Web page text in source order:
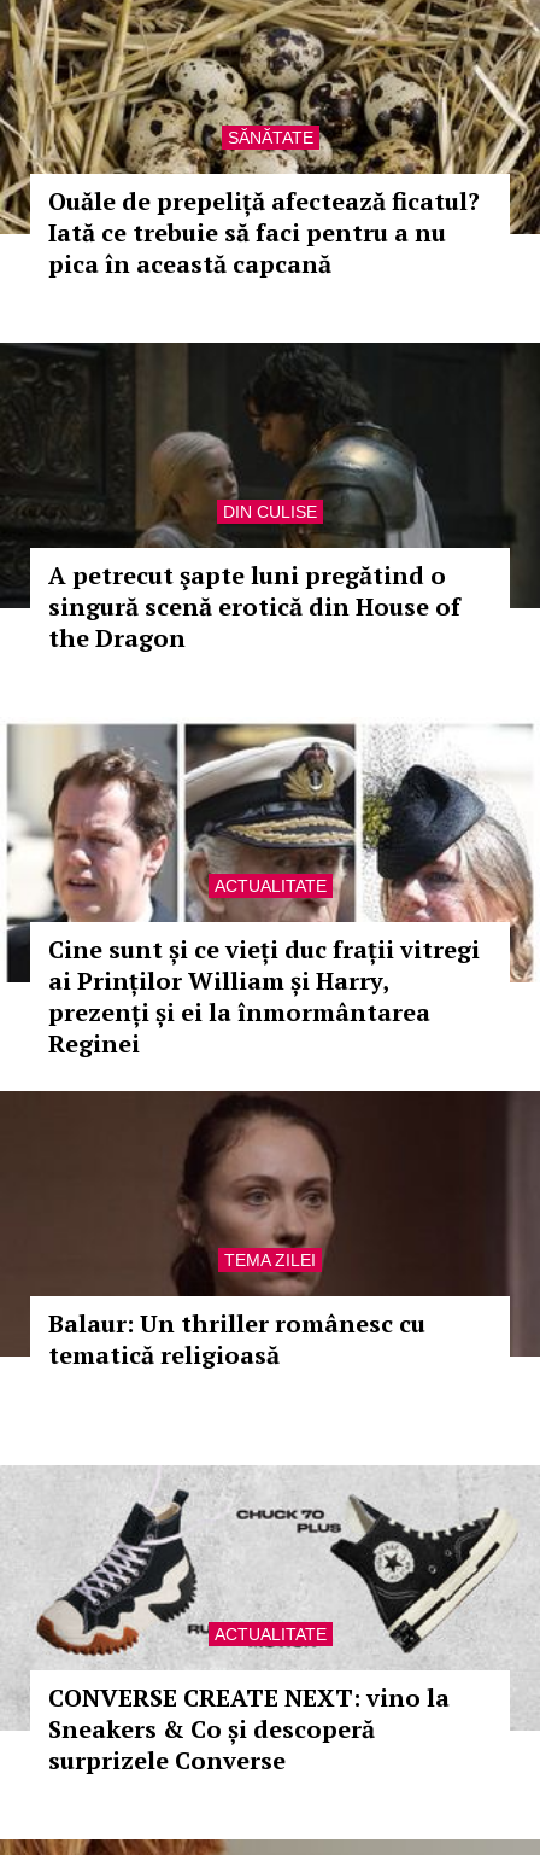
SĂNĂTATE
Ouăle de prepeliță afectează ficatul?
Iată ce trebuie să faci pentru a nu
pica în această capcană
DIN CULISE
A petrecut şapte luni pregătind o
singură scenă erotică din House of
the Dragon
ACTUALITATE
Cine sunt și ce vieți duc frații vitregi
ai Prinților William și Harry,
prezenți și ei la înmormântarea
Reginei
TEMA ZILEI
Balaur: Un thriller românesc cu
tematică religioasă
ACTUALITATE
CONVERSE CREATE NEXT: vino la
Sneakers & Co și descoperă
surprizele Converse